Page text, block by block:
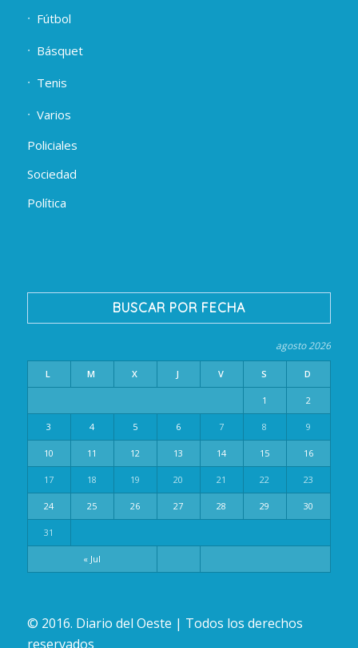
Fútbol
Básquet
Tenis
Varios
Policiales
Sociedad
Política
BUSCAR POR FECHA
agosto 2026
L M X J V S D
« Jul
1 2
3 4 5 6 7 8 9
10 11 12 13 14 15 16
17 18 19 20 21 22 23
24 25 26 27 28 29 30
31
© 2016. Diario del Oeste | Todos los derechos
reservados